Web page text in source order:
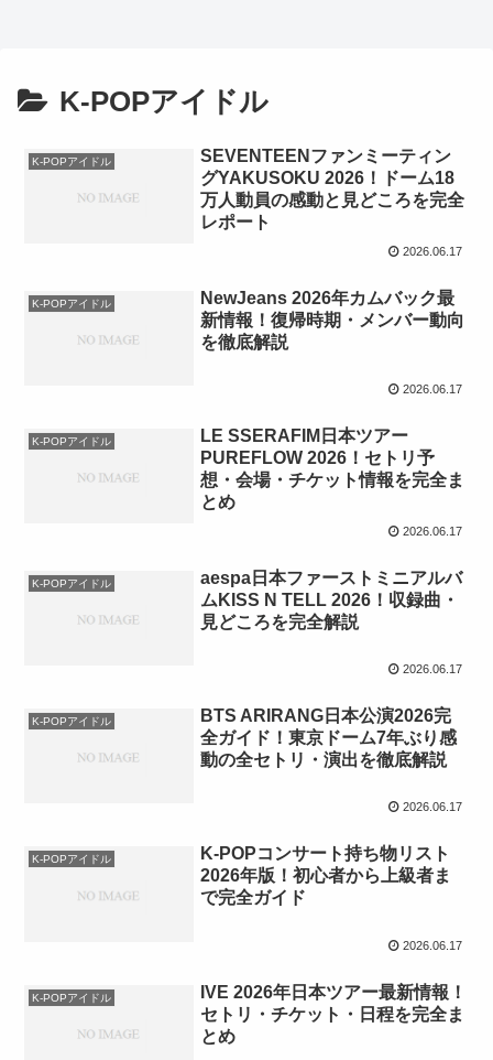
K-POPアイドル
K-POPアイドル
SEVENTEENファンミーティン
グYAKUSOKU 2026！ドーム18
万人動員の感動と見どころを完全
レポート
2026.06.17
K-POPアイドル
NewJeans 2026年カムバック最
新情報！復帰時期・メンバー動向
を徹底解説
2026.06.17
K-POPアイドル
LE SSERAFIM日本ツアー
PUREFLOW 2026！セトリ予
想・会場・チケット情報を完全ま
とめ
2026.06.17
K-POPアイドル
aespa日本ファーストミニアルバ
ムKISS N TELL 2026！収録曲・
見どころを完全解説
2026.06.17
K-POPアイドル
BTS ARIRANG日本公演2026完
全ガイド！東京ドーム7年ぶり感
動の全セトリ・演出を徹底解説
2026.06.17
K-POPアイドル
K-POPコンサート持ち物リスト
2026年版！初心者から上級者ま
で完全ガイド
2026.06.17
K-POPアイドル
IVE 2026年日本ツアー最新情報！
セトリ・チケット・日程を完全ま
とめ